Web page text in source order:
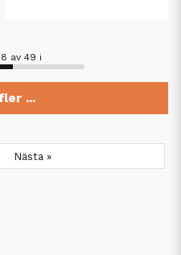
av 49 i
...
Nästa »